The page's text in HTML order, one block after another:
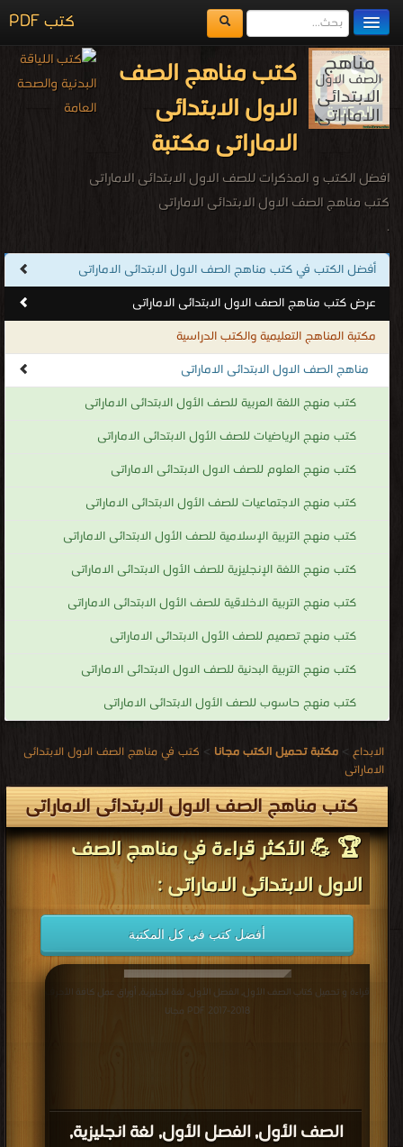
كتب PDF
مكتبة الكتب
المكتبات
يُقرأ حالياً
اضف كتاب
كتب مناهج الصف
الاول الابتدائى
الاماراتى مكتبة
افضل الكتب و المذكرات للصف الاول الابتدائى الاماراتى
كتب مناهج الصف الاول الابتدائى الاماراتى
.
أفضل الكتب في كتب مناهج الصف الاول الابتدائى الاماراتى
عرض كتب مناهج الصف الاول الابتدائى الاماراتى
مكتبة المناهج التعليمية والكتب الدراسية
مناهج الصف الاول الابتدائى الاماراتى
كتب منهج اللغة العربية للصف الأول الابتدائى الاماراتى
كتب منهج الرياضيات للصف الأول الابتدائى الاماراتى
كتب منهج العلوم للصف الاول الابتدائى الاماراتى
كتب منهج الاجتماعيات للصف الأول الابتدائى الاماراتى
كتب منهج التربية الإسلامية للصف الأول الابتدائى الاماراتى
كتب منهج اللغة الإنجليزية للصف الأول الابتدائى الاماراتى
كتب منهج التربية الاخلاقية للصف الأول الابتدائى الاماراتى
كتب منهج تصميم للصف الأول الابتدائى الاماراتى
كتب منهج التربية البدنية للصف الاول الابتدائى الاماراتى
كتب منهج حاسوب للصف الأول الابتدائى الاماراتى
الابداع > مكتبة تحميل الكتب مجانا > كتب في مناهج الصف الاول الابتدائى
الاماراتى
كتب مناهج الصف الاول الابتدائى الاماراتى
🏆 💪 الأكثر قراءة في مناهج الصف
الاول الابتدائى الاماراتى :
أفضل كتب في كل المكتبة
الصف الأول, الفصل الأول, لغة انجليزية,
قراءة و تحميل كتاب الصف الأول, الفصل الأول, لغة انجليزية, أوراق عمل كافة الأحرف
2018-2017 PDF مجانا